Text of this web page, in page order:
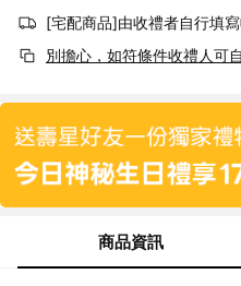
[宅配商品]由收禮者自行填
別擔心，如符條件收禮人可
商品資訊